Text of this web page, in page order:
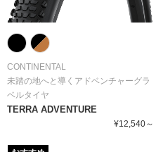
CONTINENTAL
未踏の地へと導くアドベンチャーグラ
ベルタイヤ
TERRA ADVENTURE
¥12,540～